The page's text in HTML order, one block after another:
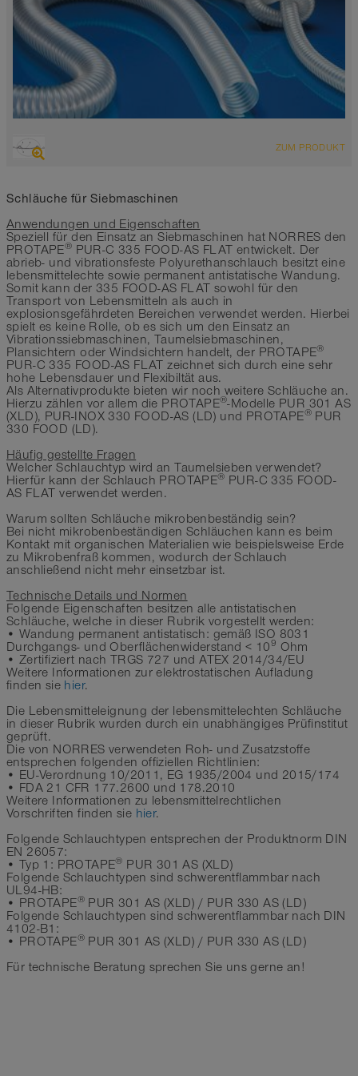
hoch abriebfester Saugschlauch + Druckschlauch,
antistatisch < 10⁹
-40°C bis 90°C
ZUM PRODUKT
Schläuche für Siebmaschinen
Anwendungen und Eigenschaften
Speziell für den Einsatz an Siebmaschinen hat NORRES den
PROTAPE® PUR-C 335 FOOD-AS FLAT entwickelt. Der
abrieb- und vibrationsfeste Polyurethanschlauch besitzt eine
lebensmittelechte sowie permanent antistatische Wandung.
Somit kann der 335 FOOD-AS FLAT sowohl für den
Transport von Lebensmitteln als auch in
explosionsgefährdeten Bereichen verwendet werden. Hierbei
spielt es keine Rolle, ob es sich um den Einsatz an
Vibrationssiebmaschinen, Taumelsiebmaschinen,
Plansichtern oder Windsichtern handelt, der PROTAPE®
PUR-C 335 FOOD-AS FLAT zeichnet sich durch eine sehr
hohe Lebensdauer und Flexibiltät aus.
Als Alternativprodukte bieten wir noch weitere Schläuche an.
Hierzu zählen vor allem die PROTAPE®-Modelle PUR 301 AS
(XLD), PUR-INOX 330 FOOD-AS (LD) und PROTAPE® PUR
330 FOOD (LD).
Häufig gestellte Fragen
Welcher Schlauchtyp wird an Taumelsieben verwendet?
Hierfür kann der Schlauch PROTAPE® PUR-C 335 FOOD-
AS FLAT verwendet werden.
Warum sollten Schläuche mikrobenbeständig sein?
Bei nicht mikrobenbeständigen Schläuchen kann es beim
Kontakt mit organischen Materialien wie beispielsweise Erde
zu Mikrobenfraß kommen, wodurch der Schlauch
anschließend nicht mehr einsetzbar ist.
Technische Details und Normen
Folgende Eigenschaften besitzen alle antistatischen
Schläuche, welche in dieser Rubrik vorgestellt werden:
• Wandung permanent antistatisch: gemäß ISO 8031
Durchgangs- und Oberflächenwiderstand < 109 Ohm
• Zertifiziert nach TRGS 727 und ATEX 2014/34/EU
Weitere Informationen zur elektrostatischen Aufladung
finden sie hier.
Die Lebensmitteleignung der lebensmittelechten Schläuche
in dieser Rubrik wurden durch ein unabhängiges Prüfinstitut
geprüft.
Die von NORRES verwendeten Roh- und Zusatzstoffe
entsprechen folgenden offiziellen Richtlinien:
• EU-Verordnung 10/2011, EG 1935/2004 und 2015/174
• FDA 21 CFR 177.2600 und 178.2010
Weitere Informationen zu lebensmittelrechtlichen
Vorschriften finden sie hier.
Folgende Schlauchtypen entsprechen der Produktnorm DIN
EN 26057:
• Typ 1: PROTAPE® PUR 301 AS (XLD)
Folgende Schlauchtypen sind schwerentflammbar nach
UL94-HB:
• PROTAPE® PUR 301 AS (XLD) / PUR 330 AS (LD)
Folgende Schlauchtypen sind schwerentflammbar nach DIN
4102-B1:
• PROTAPE® PUR 301 AS (XLD) / PUR 330 AS (LD)
Für technische Beratung sprechen Sie uns gerne an!